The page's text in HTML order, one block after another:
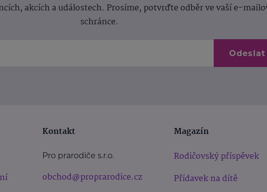
akcích a událostech. Prosíme, potvrďte odběr ve vaší e-
schránce.
Odeslat
Kontakt
Pro prarodiče s.r.o.
obchod@proprarodice.cz
Magazín
Rodičovský příspěvek
Přídavek na dítě